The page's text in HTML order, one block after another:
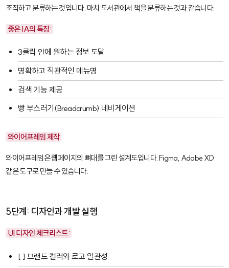
조직하고 분류하는 것입니다. 마치 도서관에서 책을 분류하는 것과 같습니다.
좋은 IA의 특징:
3클릭 안에 원하는 정보 도달
명확하고 직관적인 메뉴명
검색 기능 제공
빵 부스러기(Breadcrumb) 네비게이션
와이어프레임 제작
와이어프레임은 웹페이지의 뼈대를 그린 설계도입니다.Figma, Adobe XD
같은 도구로 만들 수 있습니다.
5단계: 디자인과 개발 실행
UI 디자인 체크리스트:
[ ] 브랜드 컬러와 로고 일관성